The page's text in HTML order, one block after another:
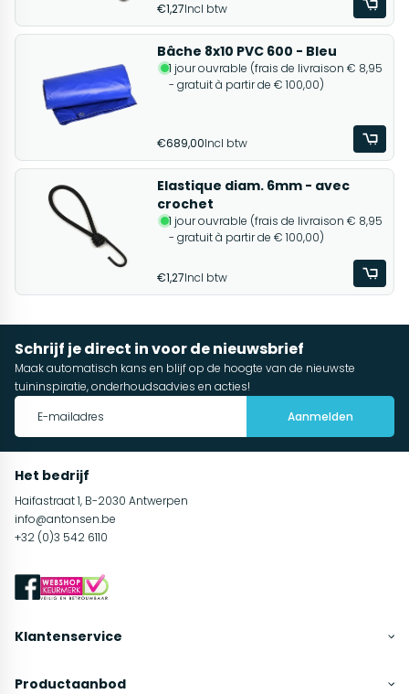
€1,27Incl btw
Bâche 8x10 PVC 600 - Bleu
1 jour ouvrable (frais de livraison € 8,95
- gratuit à partir de € 100,00)
€689,00Incl btw
Elastique diam. 6mm - avec
crochet
1 jour ouvrable (frais de livraison € 8,95
- gratuit à partir de € 100,00)
€1,27Incl btw
Schrijf je direct in voor de nieuwsbrief
Maak automatisch kans en blijf op de hoogte van de nieuwste
tuininspiratie, onderhoudsadvies en acties!
Aanmelden
Het bedrijf
Haifastraat 1, B-2030 Antwerpen
info@antonsen.be
+32 (0)3 542 6110
Klantenservice
Productaanbod